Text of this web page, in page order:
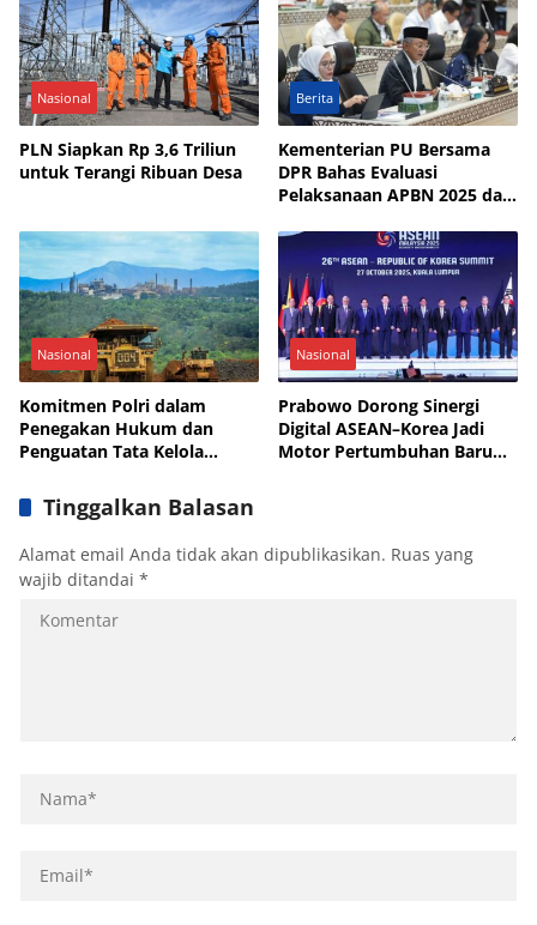
Nasional
PLN Siapkan Rp 3,6 Triliun
untuk Terangi Ribuan Desa
Berita
Kementerian PU Bersama
DPR Bahas Evaluasi
Pelaksanaan APBN 2025 dan
Nasional
Komitmen Polri dalam
Penegakan Hukum dan
Penguatan Tata Kelola
Nasional
Prabowo Dorong Sinergi
Digital ASEAN–Korea Jadi
Motor Pertumbuhan Baru
Tinggalkan Balasan
Alamat email Anda tidak akan dipublikasikan. Ruas yang
wajib ditandai *